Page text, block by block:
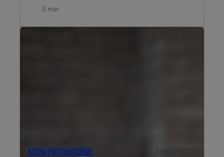
5 min
MON PATRIMOINE
Mise à jour du 19 juni 2026